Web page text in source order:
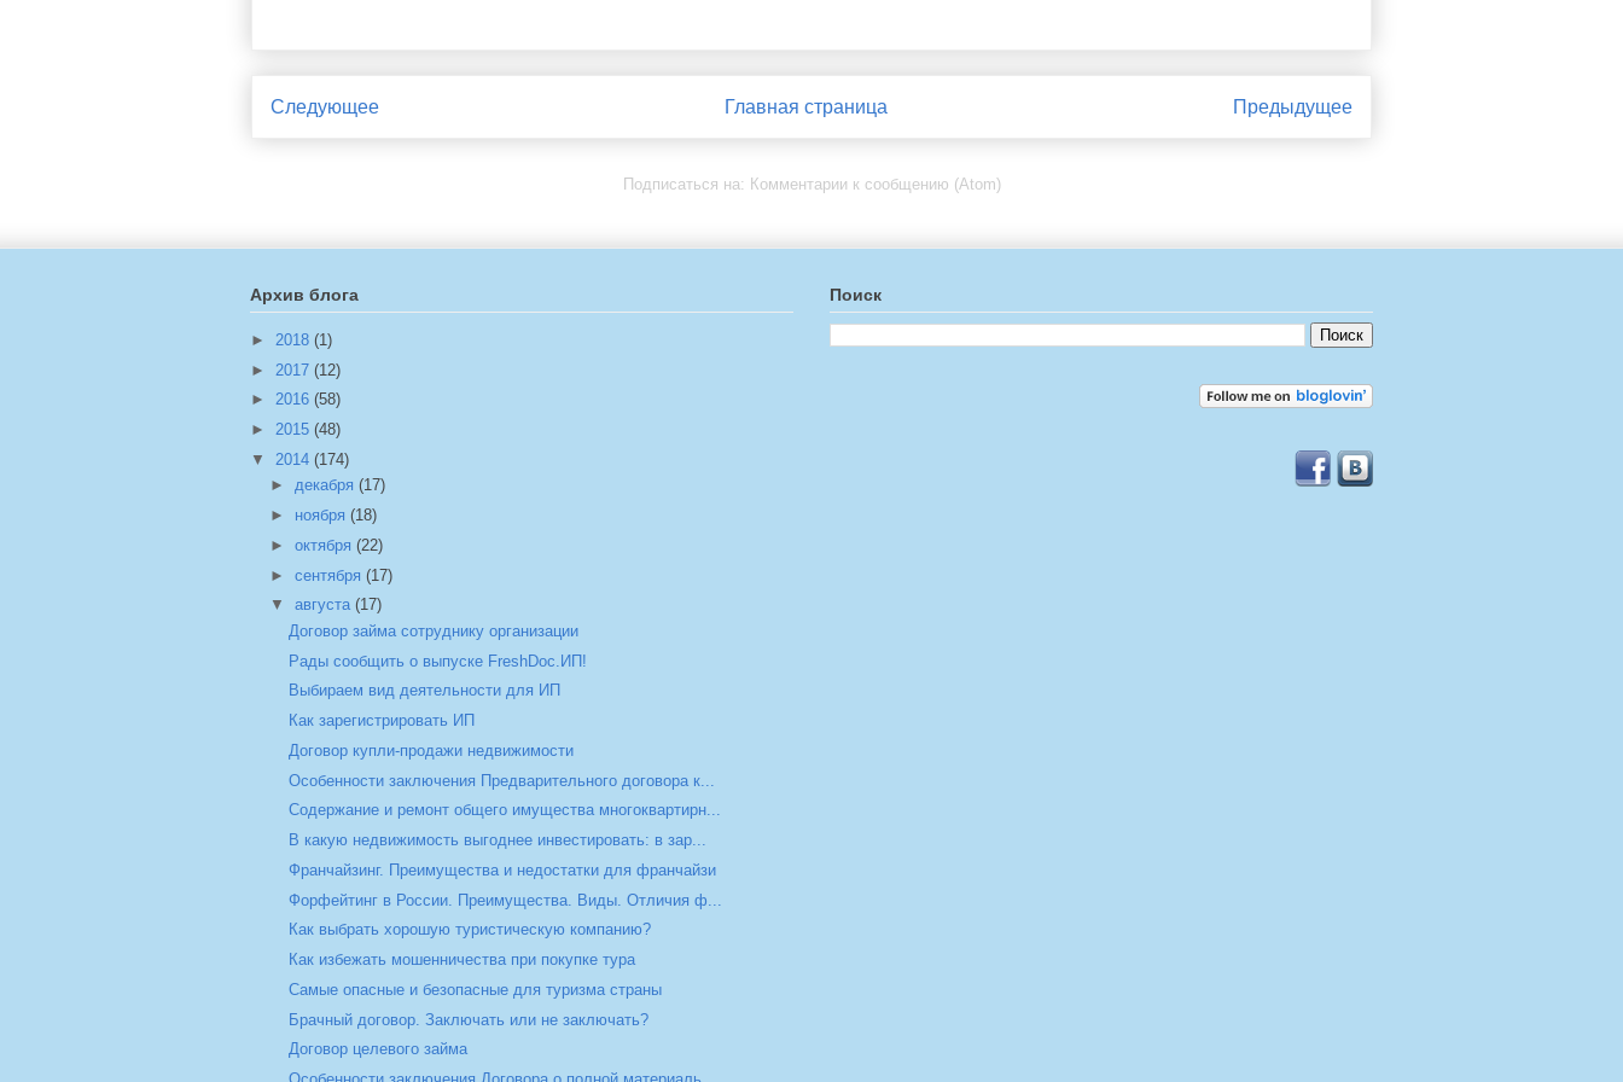
Следующее Предыдущее
Главная страница
Подписаться на: Комментарии к сообщению (Atom)
Архив блога
► 2018 (1)
► 2017 (12)
► 2016 (58)
► 2015 (48)
▼ 2014 (174)
► декабря (17)
► ноября (18)
► октября (22)
► сентября (17)
▼ августа (17)
Договор займа сотруднику организации
Рады сообщить о выпуске FreshDoc.ИП!
Выбираем вид деятельности для ИП
Как зарегистрировать ИП
Договор купли-продажи недвижимости
Особенности заключения Предварительного договора к...
Содержание и ремонт общего имущества многоквартирн...
В какую недвижимость выгоднее инвестировать: в зар...
Франчайзинг. Преимущества и недостатки для франчайзи
Форфейтинг в России. Преимущества. Виды. Отличия ф...
Как выбрать хорошую туристическую компанию?
Как избежать мошенничества при покупке тура
Самые опасные и безопасные для туризма страны
Брачный договор. Заключать или не заключать?
Договор целевого займа
Поиск